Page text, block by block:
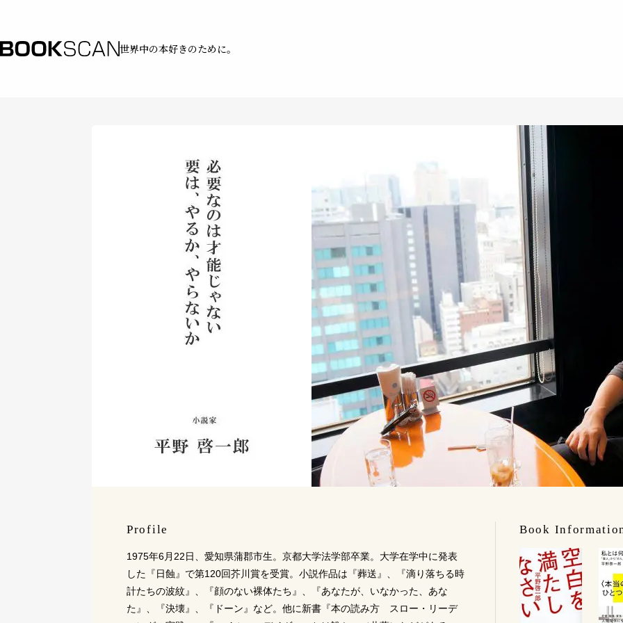
世界中の本好きのために。
Profile
1975年6月22日、愛知県蒲郡市生。京都大学法学部卒業。大学在学中に発表
した『日蝕』で第120回芥川賞を受賞。小説作品は『葬送』、『滴り落ちる時
計たちの波紋』、『顔のない裸体たち』、『あなたが、いなかった、あな
た』、『決壊』、『ドーン』など。他に新書『本の読み方 スロー・リーデ
Book